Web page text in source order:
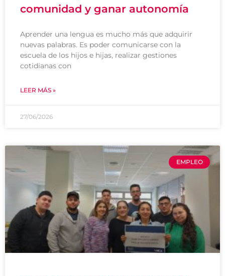
comunidad y ganar autonomía
Aprender una lengua es mucho más que adquirir
nuevas palabras. Es poder comunicarse con la
escuela de los hijos e hijas, realizar gestiones
cotidianas con
LEER MÁS »
27/06/2026
EMPLEO